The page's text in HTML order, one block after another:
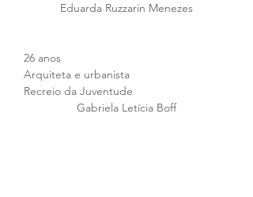
Eduarda Ruzzarin Menezes
26 anos
Arquiteta e urbanista
Recreio da Juventude
Gabriela Letícia Boff